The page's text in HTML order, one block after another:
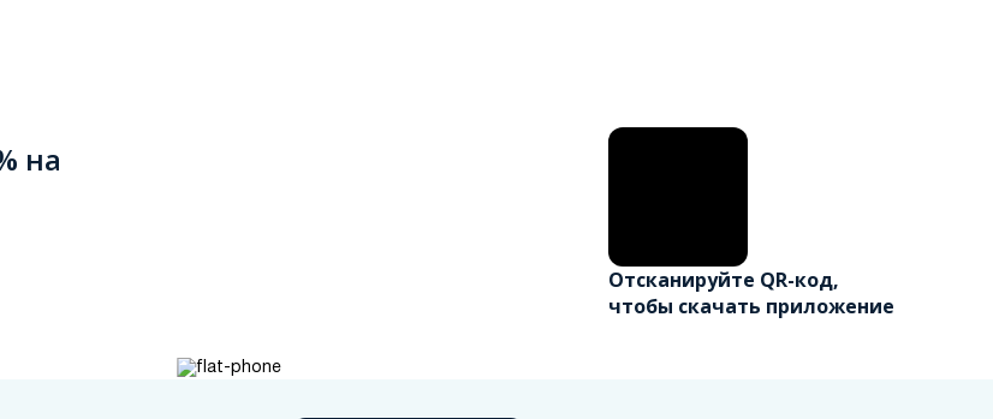
на
Отсканируйте QR-код,
чтобы скачать приложение